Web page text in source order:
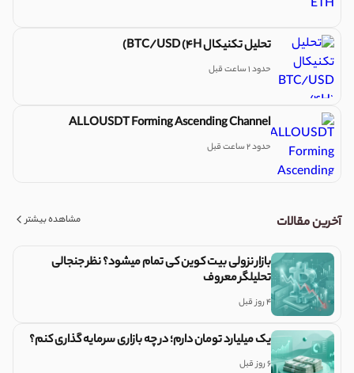
تحلیل تکنیکال BTC/USD (4H)
حدود 1 ساعت قبل
ALLOUSDT Forming Ascending Channel
حدود 2 ساعت قبل
آخرین مقالات مشاهده بیشتر
بازار نزولی بیت کوین کی تمام میشود؟ نظر جنجالی
تحلیلگر معروف
4 روز قبل
یک میلیارد تومان دارم؛ در چه بازاری سرمایه گذاری کنم؟
6 روز قبل